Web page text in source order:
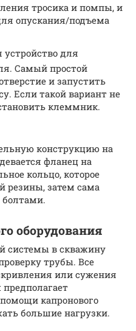
тросика и помпы, и
опускания/подъема
для
Самый простой
и запустить
Если такой вариант не
клеммник.
конструкцию на
фланец на
кольцо, которое
резины, затем сама
болтами.
оборудования
системы в скважину
трубы. Все
или сужения
капронового
большие нагрузки.